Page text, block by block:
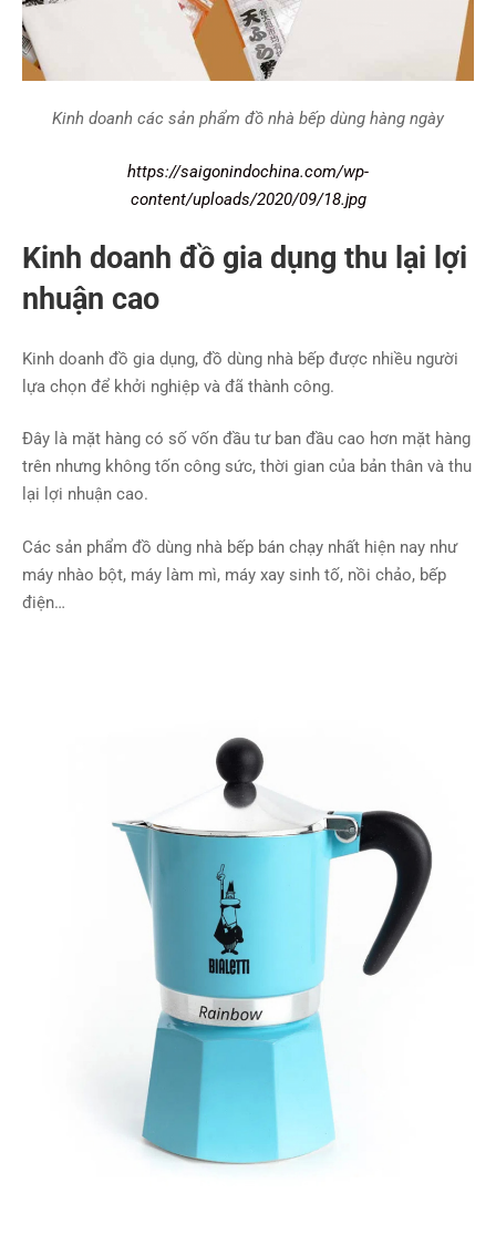
Kinh doanh các sản phẩm đồ nhà bếp dùng hàng ngày
https://saigonindochina.com/wp-
content/uploads/2020/09/18.jpg
Kinh doanh đồ gia dụng thu lại lợi
nhuận cao
Kinh doanh đồ gia dụng, đồ dùng nhà bếp được nhiều người
lựa chọn để khởi nghiệp và đã thành công.
Đây là mặt hàng có số vốn đầu tư ban đầu cao hơn mặt hàng
trên nhưng không tốn công sức, thời gian của bản thân và thu
lại lợi nhuận cao.
Các sản phẩm đồ dùng nhà bếp bán chạy nhất hiện nay như
máy nhào bột, máy làm mì, máy xay sinh tố, nồi chảo, bếp
điện…